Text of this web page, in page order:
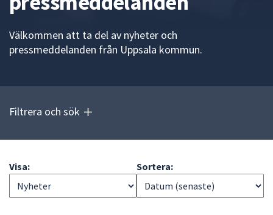
att
fältet.
piltangenterna
och
enter
Välkommen att ta del av nyheter och
pressmeddelanden från Uppsala kommun.
Filtrera och sök
Visa: Sortera: